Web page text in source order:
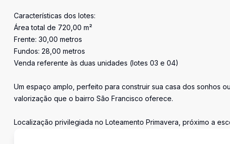
Características dos lotes:
Área total de 720,00 m²
Frente: 30,00 metros
Fundos: 28,00 metros
Venda referente às duas unidades (lotes 03 e 04)
Um espaço amplo, perfeito para construir sua casa dos sonhos
valorização que o bairro São Francisco oferece.
Localização privilegiada no Loteamento Primavera, próximo a